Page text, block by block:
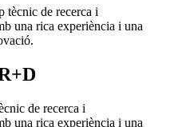
de recerca i
una rica experiència i una